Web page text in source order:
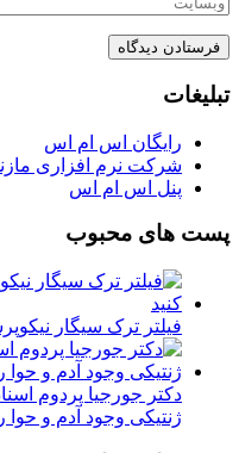
تبلیغات
رایگان اس ام اس
شرکت نرم افزاری
پنل اس ام اس
پست های محبوب
فیلتر ترک سیگار
دکتر جورجیا پردوم
ژنتیکی وجود آدم و حوا